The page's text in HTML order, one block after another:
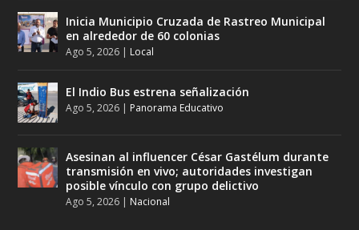
Inicia Municipio Cruzada de Rastreo Municipal
en alrededor de 60 colonias
Ago 5, 2026 | Local
El Indio Bus estrena señalización
Ago 5, 2026 | Panorama Educativo
Asesinan al influencer César Gastélum durante
transmisión en vivo; autoridades investigan
posible vínculo con grupo delictivo
Ago 5, 2026 | Nacional